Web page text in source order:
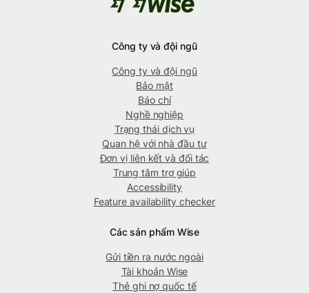
Công ty và đội ngũ
Công ty và đội ngũ
Bảo mật
Báo chí
Nghề nghiệp
Trạng thái dịch vụ
Quan hệ với nhà đầu tư
Đơn vị liên kết và đối tác
Trung tâm trợ giúp
Accessibility
Feature availability checker
Các sản phẩm Wise
Gửi tiền ra nước ngoài
Tài khoản Wise
Thẻ ghi nợ quốc tế